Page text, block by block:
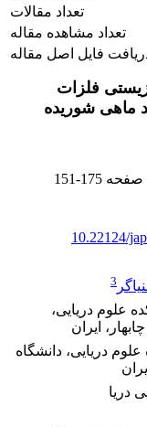
تعداد مقالات
تعداد مشاهده مقاله
فایل اصل مقاله
فلزات
ماهی شوریده
صفحه 151-175
10.22124/
3
علوم دریایی،
ایران
دریایی، دانشگاه
دریا